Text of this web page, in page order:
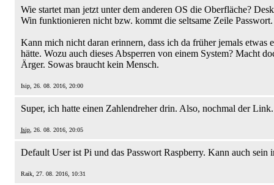
Wie startet man jetzt unter dem anderen OS die Oberfläche?
Win funktionieren nicht bzw. kommt die seltsame Zeile Passwort.
Kann mich nicht daran erinnern, dass ich da früher jemals etwas
hätte. Wozu auch dieses Absperren von einem System? Macht
Ärger. Sowas braucht kein Mensch.
Isip, 26. 08. 2016, 20:00
Super, ich hatte einen Zahlendreher drin. Also, nochmal der Link.
Isip, 26. 08. 2016, 20:05
Default User ist Pi und das Passwort Raspberry. Kann auch sein
Raik, 27. 08. 2016, 10:31